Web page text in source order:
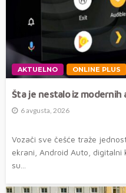
AKTUELNO ONLINE PLUS
Šta je nestalo iz modernih
6 avgusta, 2026
Vozači sve češće traže
ekrani, Android Auto,
su...